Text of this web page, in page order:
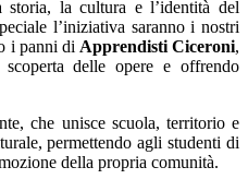
storia, la cultura e l’identità del
l’iniziativa saranno i nostri
i panni di Apprendisti Ciceroni,
delle opere e offrendo
che unisce scuola, territorio e
permettendo agli studenti di
della propria comunità.